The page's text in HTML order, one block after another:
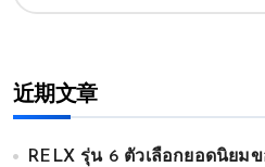
近期文章
RELX รุ่น 6 ตัวเลือกยอดนิยม